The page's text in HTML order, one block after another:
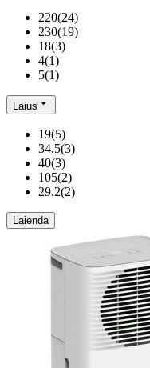
220(24)
230(19)
18(3)
4(1)
5(1)
Laius
19(5)
34.5(3)
40(3)
105(2)
29.2(2)
Laienda